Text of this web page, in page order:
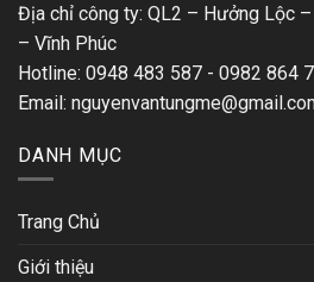
Địa chỉ công ty: QL2 – Hưởng Lộc
– Vĩnh Phúc
Hotline: 0948 483 587 - 0982 864
Email:
DANH MỤC
Trang Chủ
Giới thiệu